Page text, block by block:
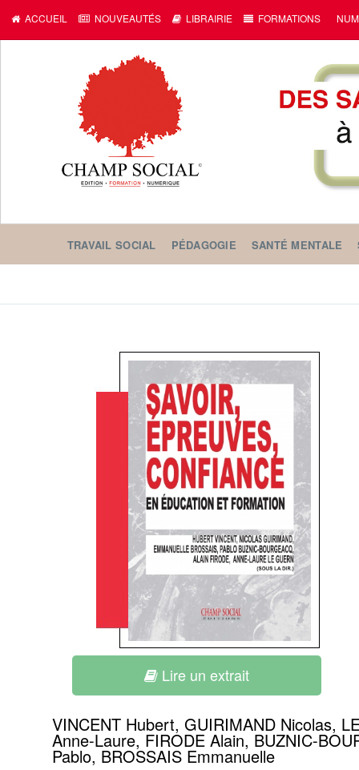
ACCUEIL NOUVEAUTÉS LIBRAIRIE FORMATIONS
TRAVAIL SOCIAL PÉDAGOGIE SANTÉ MENTALE
Lire un extrait
VINCENT Hubert, GUIRIMAND Nicolas,
Anne-Laure, FIRODE Alain, BUZNIC-
Pablo, BROSSAIS Emmanuelle